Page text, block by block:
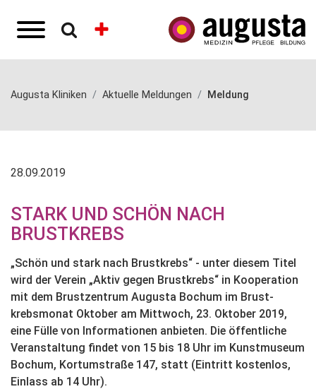
Augusta Kliniken Aktuelle Meldungen Meldung
28.09.2019
STARK UND SCHÖN NACH
BRUSTKREBS
„Schön und stark nach Brustkrebs“ - unter diesem Titel
wird der Verein „Aktiv gegen Brustkrebs“ in Kooperation
mit dem Brustzentrum Augusta Bochum im Brust-
krebsmonat Oktober am Mittwoch, 23. Oktober 2019,
eine Fülle von Informationen anbieten. Die öffentliche
Veranstaltung findet von 15 bis 18 Uhr im Kunstmuseum
Bochum, Kortumstraße 147, statt (Eintritt kostenlos,
Einlass ab 14 Uhr).